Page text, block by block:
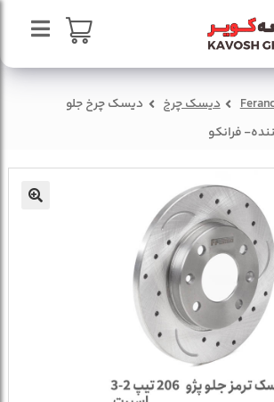
دیسک چرخ
دیسک چرخ جلو